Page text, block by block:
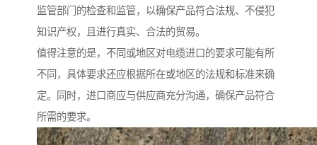
监管部门的检查和监管，以确保产品符合法规、不侵犯
知识产权，且进行真实、合法的贸易。
值得注意的是，不同或地区对电缆进口的要求可能有所
不同，具体要求还应根据所在或地区的法规和标准来确
定。同时，进口商应与供应商充分沟通，确保产品符合
所需的要求。